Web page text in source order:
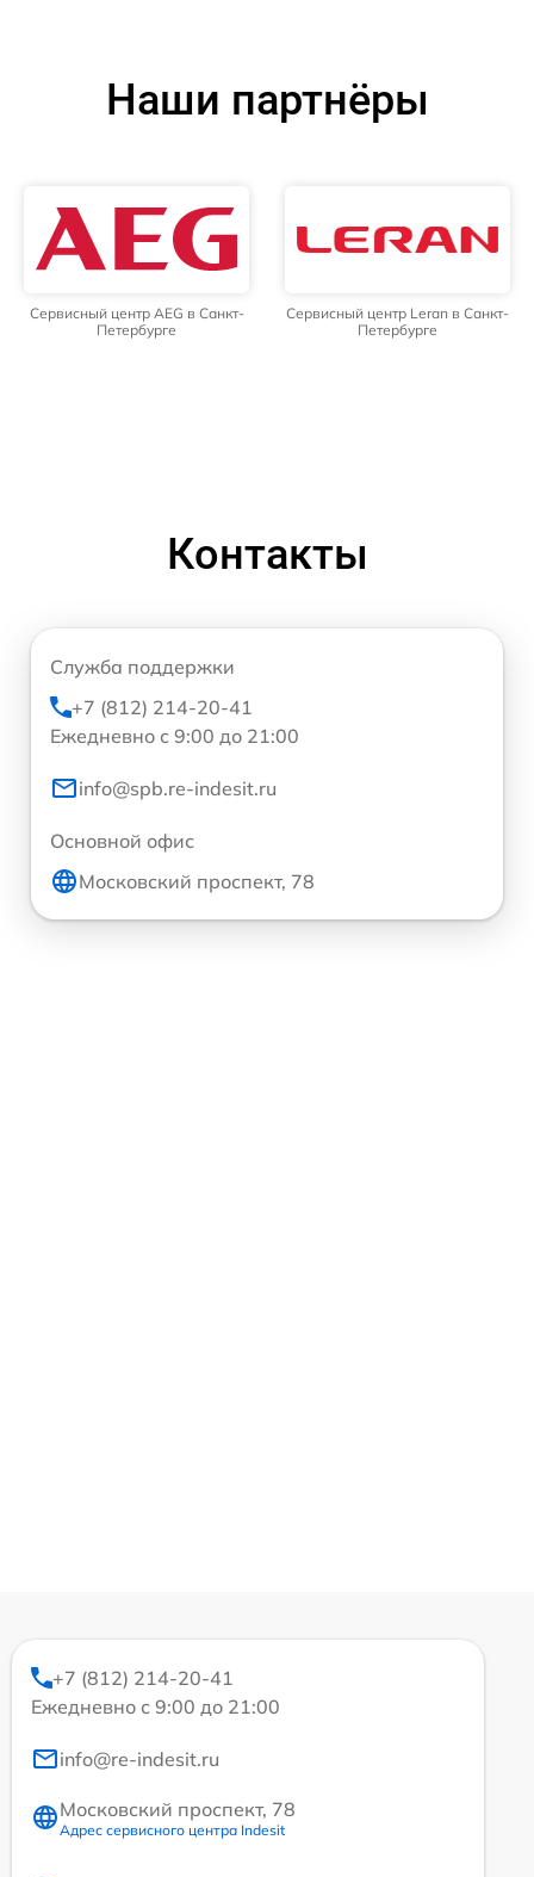
Наши партнёры
Сервисный центр AEG в Санкт-
Петербурге
Сервисный центр Leran в Санкт-
Петербурге
Контакты
Служба поддержки
+7 (812) 214-20-41
Ежедневно с 9:00 до 21:00
info@spb.re-indesit.ru
Основной офис
Московский проспект, 78
+7 (812) 214-20-41
Ежедневно с 9:00 до 21:00
info@re-indesit.ru
Московский проспект, 78
Адрес сервисного центра Indesit